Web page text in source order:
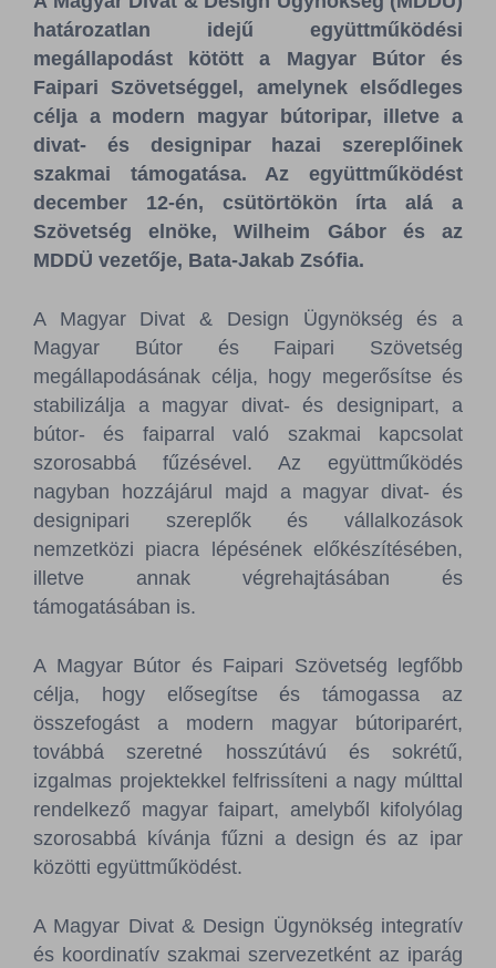
határozatlan idejű együttműködési
megállapodást kötött a Magyar Bútor és
Faipari Szövetséggel, amelynek elsődleges
célja a modern magyar bútoripar, illetve a
divat- és designipar hazai szereplőinek
szakmai támogatása. Az együttműködést
december 12-én, csütörtökön írta alá a
Szövetség elnöke, Wilheim Gábor és az
MDDÜ vezetője, Bata-Jakab Zsófia.
A Magyar Divat & Design Ügynökség és a
Magyar Bútor és Faipari Szövetség
megállapodásának célja, hogy megerősítse és
stabilizálja a magyar divat- és designipart, a
bútor- és faiparral való szakmai kapcsolat
szorosabbá fűzésével. Az együttműködés
nagyban hozzájárul majd a magyar divat- és
designipari szereplők és vállalkozások
nemzetközi piacra lépésének előkészítésében,
illetve annak végrehajtásában és
támogatásában is.
A Magyar Bútor és Faipari Szövetség legfőbb
célja, hogy elősegítse és támogassa az
összefogást a modern magyar bútoriparért,
továbbá szeretné hosszútávú és sokrétű,
izgalmas projektekkel felfrissíteni a nagy múlttal
rendelkező magyar faipart, amelyből kifolyólag
szorosabbá kívánja fűzni a design és az ipar
közötti együttműködést.
A Magyar Divat & Design Ügynökség integratív
és koordinatív szakmai szervezetként az iparág